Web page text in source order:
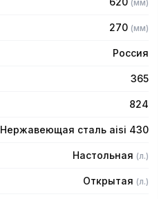
(мм)
270 (мм)
Россия
365
824
Нержавеющая сталь aisi 430
Настольная (л.)
Открытая (л.)